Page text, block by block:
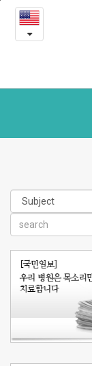
Yeson
in
media